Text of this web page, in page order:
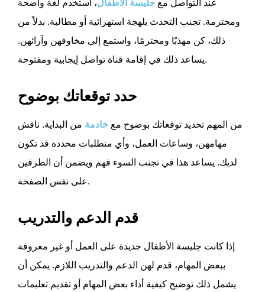
ومحترمة. تجنب التحدث بلهجة استهزائية أو مطالبة. بدلاً من
ذلك، كن مهذبًا ومحترمًا، واستمع إلى مخاوفهن وآرائهن.
يساعد ذلك في إقامة قناة تواصل إيجابية ومفتوحة.
حدد توقعاتك بوضوح
من المهم تحديد توقعاتك بوضوح مع خادمة من البداية. ناقش
مهامهن، وساعات العمل، وأي متطلبات محددة قد تكون
لديك. يساعد هذا في تجنب السوء فهم ويضمن أن الطرفين
على نفس الصفحة.
قدم الدعم والتدريب
إذا كانت جليسة الأطفال جديدة على العمل أو غير معروفة
ببعض المهام، قدم لهن الدعم والتدريب اللازم. يمكن أن
يشمل ذلك توضيح كيفية أداء بعض المهام أو تقديم تعليمات